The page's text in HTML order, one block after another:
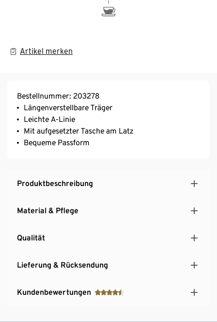
Artikel merken
Bestellnummer: 203278
Längenverstellbare Träger
Leichte A-Linie
Mit aufgesetzter Tasche am Latz
Bequeme Passform
Produktbeschreibung
Material & Pflege
Qualität
Lieferung & Rücksendung
Kundenbewertungen